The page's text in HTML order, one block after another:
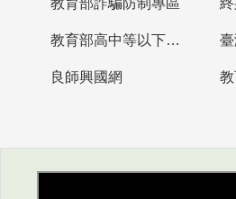
教育部高中等以下學校及幼兒園教師資格檢定考試
良師興國網